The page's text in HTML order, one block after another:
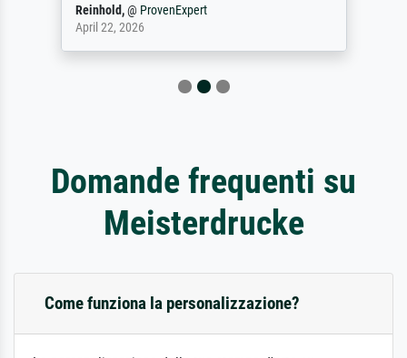
Reinhold,@ ProvenExpert
April 22, 2026
Domande frequenti su
Meisterdrucke
Come funziona la personalizzazione?